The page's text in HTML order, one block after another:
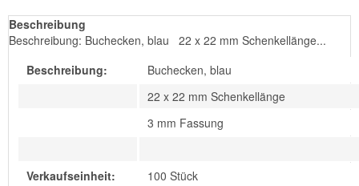
Beschreibung
Beschreibung: Buchecken, blau 22 x 22 mm Schenkellänge...
Beschreibung:
Buchecken, blau
22 x 22 mm Schenkellänge
3 mm Fassung
Verkaufseinheit: 100 Stück